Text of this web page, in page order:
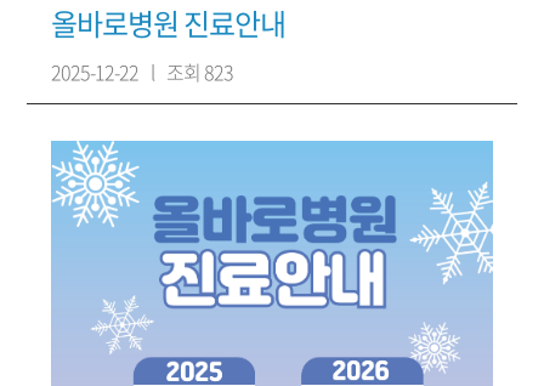
올바로병원 진료안내
2025-12-22 l 조회 823